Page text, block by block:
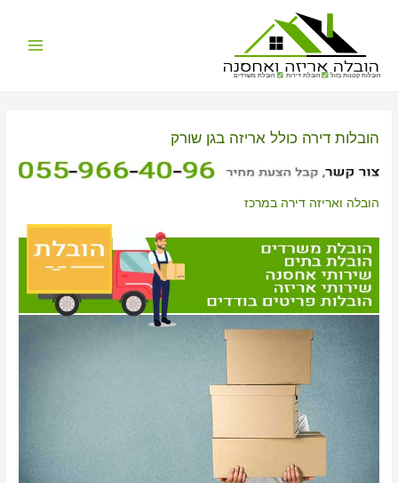
הובלות קטנות בזול הובלת דירות הובלת משרדים
הובלות דירה כולל אריזה בגן שורק
הובלה ואריזה דירה במרכז